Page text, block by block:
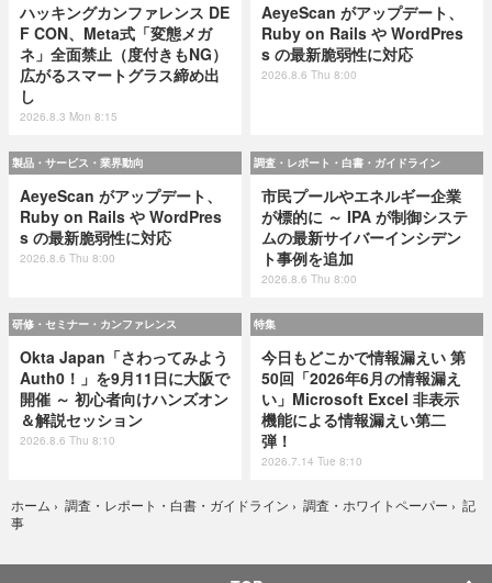
ハッキングカンファレンス DE
F CON、Meta式「変態メガ
ネ」全面禁止（度付きもNG）
広がるスマートグラス締め出
し
2026.8.3 Mon 8:15
AeyeScan がアップデート、
Ruby on Rails や WordPres
s の最新脆弱性に対応
2026.8.6 Thu 8:00
製品・サービス・業界動向
AeyeScan がアップデート、
Ruby on Rails や WordPres
s の最新脆弱性に対応
2026.8.6 Thu 8:00
調査・レポート・白書・ガイドライン
市民プールやエネルギー企業
が標的に ～ IPA が制御システ
ムの最新サイバーインシデン
ト事例を追加
2026.8.6 Thu 8:00
研修・セミナー・カンファレンス
Okta Japan「さわってみよう
Auth0！」を9月11日に大阪で
開催 ～ 初心者向けハンズオン
＆解説セッション
2026.8.6 Thu 8:10
特集
今日もどこかで情報漏えい 第
50回「2026年6月の情報漏え
い」Microsoft Excel 非表示
機能による情報漏えい第二
弾！
2026.7.14 Tue 8:10
ホーム › 調査・レポート・白書・ガイドライン › 調査・ホワイトペーパー › 記
事